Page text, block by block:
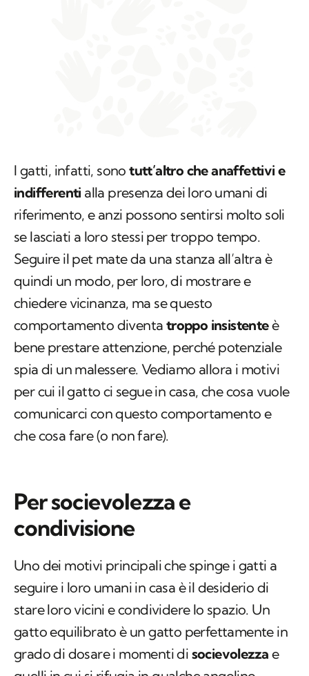
I gatti, infatti, sono tutt’altro che anaffettivi e
indifferenti alla presenza dei loro umani di
riferimento, e anzi possono sentirsi molto soli
se lasciati a loro stessi per troppo tempo.
Seguire il pet mate da una stanza all’altra è
quindi un modo, per loro, di mostrare e
chiedere vicinanza, ma se questo
comportamento diventa troppo insistenteè
bene prestare attenzione, perché potenziale
spia di un malessere. Vediamo allora i motivi
per cui il gatto ci segue in casa, che cosa vuole
comunicarci con questo comportamento e
che cosa fare (o non fare).
Per socievolezza e
condivisione
Uno dei motivi principali che spinge i gatti a
seguire i loro umani in casa è il desiderio di
stare loro vicini e condividere lo spazio. Un
gatto equilibrato è un gatto perfettamente in
grado di dosare i momenti di socievolezza e